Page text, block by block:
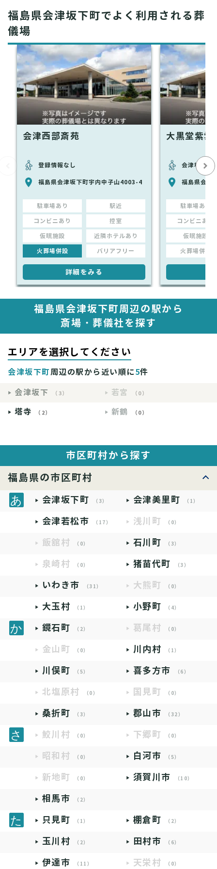
福島県会津坂下町でよく利用される葬
儀場
会津西部斎苑
登録情報なし
福島県会津坂下町宇内中子山4003-4
駐車場あり 駅近
コンビニあり 控室
仮眠施設 近隣ホテルあり
火葬場併設 バリアフリー
詳細をみる
大黒堂紫雲
会津坂下駅
福島県会津
駐車場あり
コンビニあり
仮眠施設
火葬場併設
福島県会津坂下町周辺の駅から
斎場・葬儀社を探す
エリアを選択してください
会津坂下町周辺の駅から近い順に5件
会津坂下
（3） 若宮 （0）
塔寺 （2） 新鶴 （0）
市区町村から探す
福島県の市区町村
会津坂下町 （3） 会津美里町 （1）
会津若松市 （17） 浅川町 （0）
飯舘村 （0） 石川町 （3）
泉崎村 （0） 猪苗代町 （3）
いわき市 （31） 大熊町 （0）
大玉村 （1） 小野町 （4）
鏡石町 （2） 葛尾村 （0）
金山町 （0） 川内村 （1）
川俣町 （5） 喜多方市 （6）
北塩原村 （0） 国見町 （0）
桑折町 （3） 郡山市 （32）
鮫川村 （0） 下郷町 （0）
昭和村 （0） 白河市 （5）
新地町 （0） 須賀川市 （10）
相馬市 （2）
只見町 （1） 棚倉町 （2）
玉川村 （2） 田村市 （6）
伊達市 （11） 天栄村 （0）